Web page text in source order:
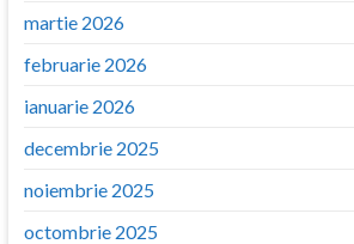
martie 2026
februarie 2026
ianuarie 2026
decembrie 2025
noiembrie 2025
octombrie 2025